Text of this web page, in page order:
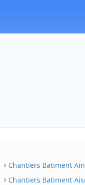
Chantiers Batiment Ain
Chantiers Batiment